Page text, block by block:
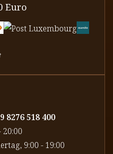
Euro
518 400
9:00 - 19:00